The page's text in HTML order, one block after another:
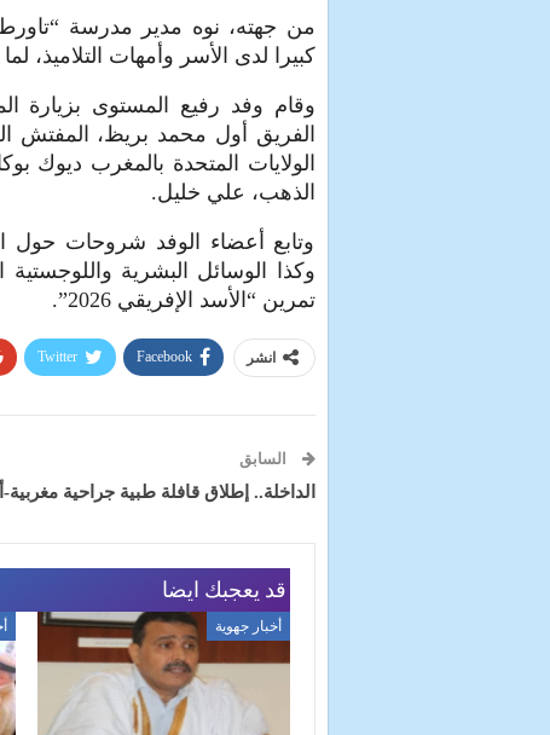
من جهته، نوه مدير مدرسة
كبيرا لدى الأسر وأمهات
وقام وفد رفيع المستوى بزيارة
الفريق أول محمد بريظ، المفتش
الولايات المتحدة بالمغرب ديوك
الذهب، علي خليل.
وتابع أعضاء الوفد شروحات حول
وكذا الوسائل البشرية
تمرين “الأسد الإفريقي 2026”.
انشر Facebook
Twitter
السابق
الداخلة.. إطلاق قافلة طبية جراحية مغربية-
قد يعجبك ايضا
أخبار جهوية